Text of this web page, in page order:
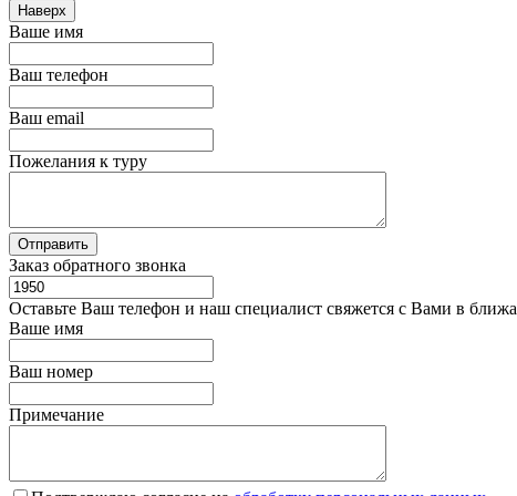
Наверх
Ваше имя
Ваш телефон
Ваш email
Пожелания к туру
Заказ обратного звонка
Оставьте Ваш телефон и наш специалист свяжется с Вами в
Ваше имя
Ваш номер
Примечание